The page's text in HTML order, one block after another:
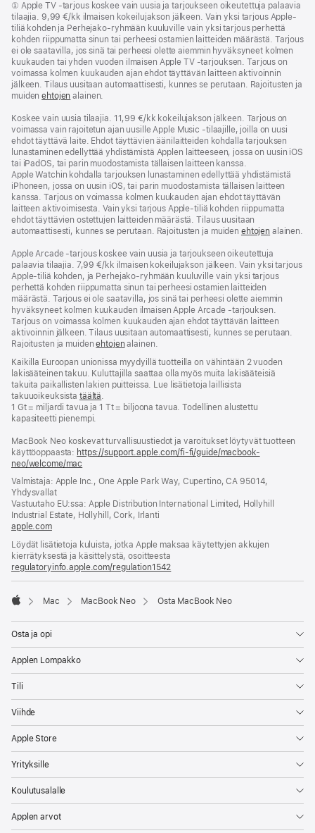
Alaviite
① Apple TV ‑tarjous koskee vain uusia ja tarjoukseen oikeutettuja palaavia
tilaajia. 9,99 €/kk ilmaisen kokeilujakson jälkeen. Vain yksi tarjous Apple-
tiliä kohden ja Perhe­jako-ryhmään kuuluville vain yksi tarjous perhettä
kohden riippumatta sinun tai perheesi ostamien laitteiden määrästä. Tarjous
ei ole saatavilla, jos sinä tai perheesi olette aiemmin hyväksyneet kolmen
kuukauden tai yhden vuoden ilmaisen Apple TV ‑tarjouksen. Tarjous on
voimassa kolmen kuukauden ajan ehdot täyttävän laitteen aktivoinnin
jälkeen. Tilaus uusitaan automaattisesti, kunnes se perutaan. Rajoitusten ja
muidenehtojen alainen.
Koskee vain uusia tilaajia. 11,99 €/kk kokeilujakson jälkeen. Tarjous on
voimassa vain rajoitetun ajan uusille Apple Music ‑tilaajille, joilla on uusi
ehdot täyttävä laite. Ehdot täyttävien äänilaitteiden kohdalla tarjouksen
lunastaminen edellyttää yhdistämistä Applen laitteeseen, jossa on uusin iOS
tai iPadOS, tai parin muodostamista tällaisen laitteen kanssa.
Apple Watchin kohdalla tarjouksen lunastaminen edellyttää yhdistämistä
iPhoneen, jossa on uusin iOS, tai parin muodostamista tällaisen laitteen
kanssa. Tarjous on voimassa kolmen kuukauden ajan ehdot täyttävän
laitteen aktivoimisesta. Vain yksi tarjous Apple-tiliä kohden riippumatta
ehdot täyttävien ostettujen laitteiden määrästä. Tilaus uusitaan
automaattisesti, kunnes se perutaan. Rajoitusten ja muiden ehtojen alainen.
Apple Arcade -tarjous koskee vain uusia ja tarjoukseen oikeutettuja
palaavia tilaajia. 7,99 €/kk ilmaisen kokeilujakson jälkeen. Vain yksi tarjous
Apple-tiliä kohden, ja Perhe­jako-ryhmään kuuluville vain yksi tarjous
perhettä kohden riippumatta sinun tai perheesi ostamien laitteiden
määrästä. Tarjous ei ole saatavilla, jos sinä tai perheesi olette aiemmin
hyväksyneet kolmen kuukauden ilmaisen Apple Arcade ‑tarjouksen.
Tarjous on voimassa kolmen kuukauden ajan ehdot täyttävän laitteen
aktivoinnin jälkeen. Tilaus uusitaan automaattisesti, kunnes se perutaan.
Rajoitusten ja muidenehtojen alainen.
Kaikilla Euroopan unionissa myydyillä tuotteilla on vähintään 2 vuoden
lakisääteinen takuu. Kuluttajilla saattaa olla myös muita lakisääteisiä
takuita paikallisten lakien puitteissa. Lue lisätietoja laillisista
takuuoikeuksista täältä.
1 Gt = miljardi tavua ja 1 Tt = biljoona tavua. Todellinen alustettu
kapasiteetti pienempi.
MacBook Neo koskevat turvallisuustiedot ja varoitukset löytyvät tuotteen
käyttöoppaasta: https://support.apple.com/fi-fi/guide/macbook-
neo/welcome/mac
ikkunaan)
Valmistaja: Apple Inc., One Apple Park Way, Cupertino, CA 95014,
Yhdysvallat
Vastuutaho EU:ssa: Apple Distribution International Limited, Hollyhill
Industrial Estate, Hollyhill, Cork, Irlanti
apple.com(avautuu
ikkunaan)
Löydät lisätietoja kuluista, jotka Apple maksaa käytettyjen akkujen
kierrätyksestä ja käsittelystä, osoitteesta
regulatoryinfo.apple.com/regulation1542
uuteen
Mac MacBook Neo Osta MacBook Neo
Osta ja opi
Applen Lompakko
Tili
Viihde
Apple Store
Yrityksille
Koulutusalalle
Applen arvot